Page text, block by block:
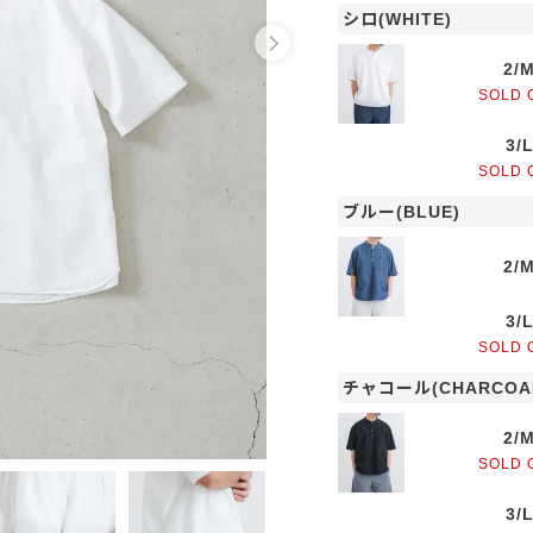
シロ(WHITE)
2/M
SOLD
3/L
SOLD
ブルー(BLUE)
2/M
3/L
SOLD
チャコール
2/M
SOLD
3/L